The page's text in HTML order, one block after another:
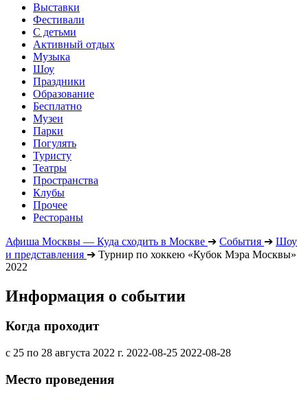
Выставки
Фестивали
С детьми
Активный отдых
Музыка
Шоу
Праздники
Образование
Бесплатно
Музеи
Парки
Погулять
Туристу
Театры
Пространства
Клубы
Прочее
Рестораны
Афиша Москвы — Куда сходить в Москве ➔ События ➔ Шоу
и представления ➔ Турнир по хоккею «Кубок Мэра Москвы»
2022
Информация о событии
Когда проходит
с 25 по 28 августа 2022 г. 2022-08-25 2022-08-28
Место проведения